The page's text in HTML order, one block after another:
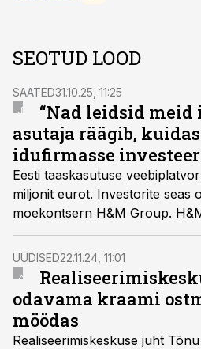
SEOTUD LOOD
SAATED31.10.25, 11:25
“Nad leidsid meid
asutaja räägib,
idufirmasse
Eesti taaskasutuse
miljonit eurot. Investorite seas
moekontsern H&M Group.
nad kraapima ei pidanud,
Aunapuu Äripäeva raadio
UUDISED22.11.24, 11:01
odavama kraami
möödas
Realiseerimiskeskuse juht